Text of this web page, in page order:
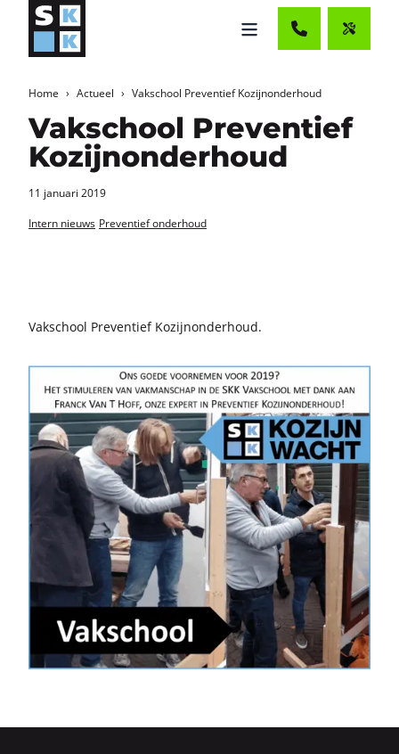
Home Actueel Vakschool Preventief Kozijnonderhoud
Vakschool Preventief
Kozijnonderhoud
11 januari 2019
Intern nieuws Preventief onderhoud
Vak­school Pre­ven­tief Ko­zijn­on­der­houd.